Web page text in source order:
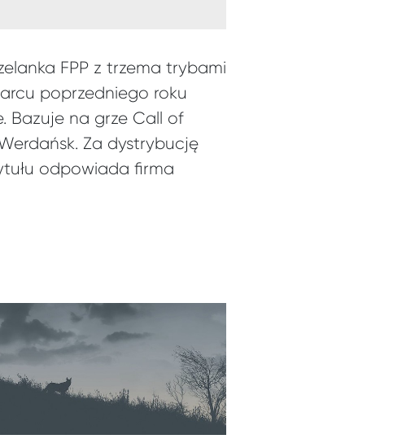
FPP z trzema trybami
poprzedniego roku
Bazuje na grze Call of
Za dystrybucję
odpowiada firma